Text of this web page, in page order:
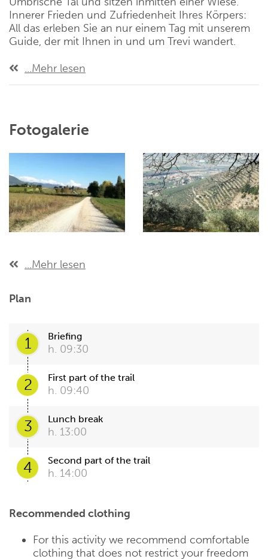
Innerer Frieden und Zufriedenheit Ihres Körpers:
All das erleben Sie an nur einem Tag mit unserem
Guide, der mit Ihnen in und um Trevi wandert.
...Mehr lesen
Fotogalerie
...Mehr lesen
Plan
1 Briefing
h. 09:30
2 First part of the trail
h. 09:40
3 Lunch break
h. 13:00
4 Second part of the trail
h. 14:00
Recommended clothing
For this activity we recommend comfortable
clothing that does not restrict your freedom